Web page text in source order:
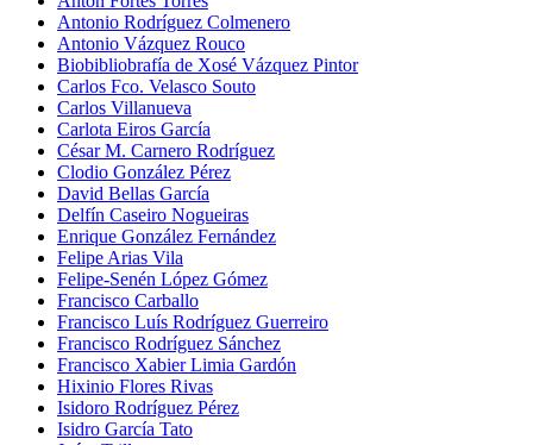
Antonio Rodríguez Colmenero
Antonio Vázquez Rouco
Biobibliobrafía de Xosé Vázquez Pintor
Carlos Fco. Velasco Souto
Carlos Villanueva
Carlota Eiros García
César M. Carnero Rodríguez
Clodio González Pérez
David Bellas García
Delfín Caseiro Nogueiras
Enrique González Fernández
Felipe Arias Vila
Felipe-Senén López Gómez
Francisco Carballo
Francisco Luís Rodríguez Guerreiro
Francisco Rodríguez Sánchez
Francisco Xabier Limia Gardón
Hixinio Flores Rivas
Isidoro Rodríguez Pérez
Isidro García Tato